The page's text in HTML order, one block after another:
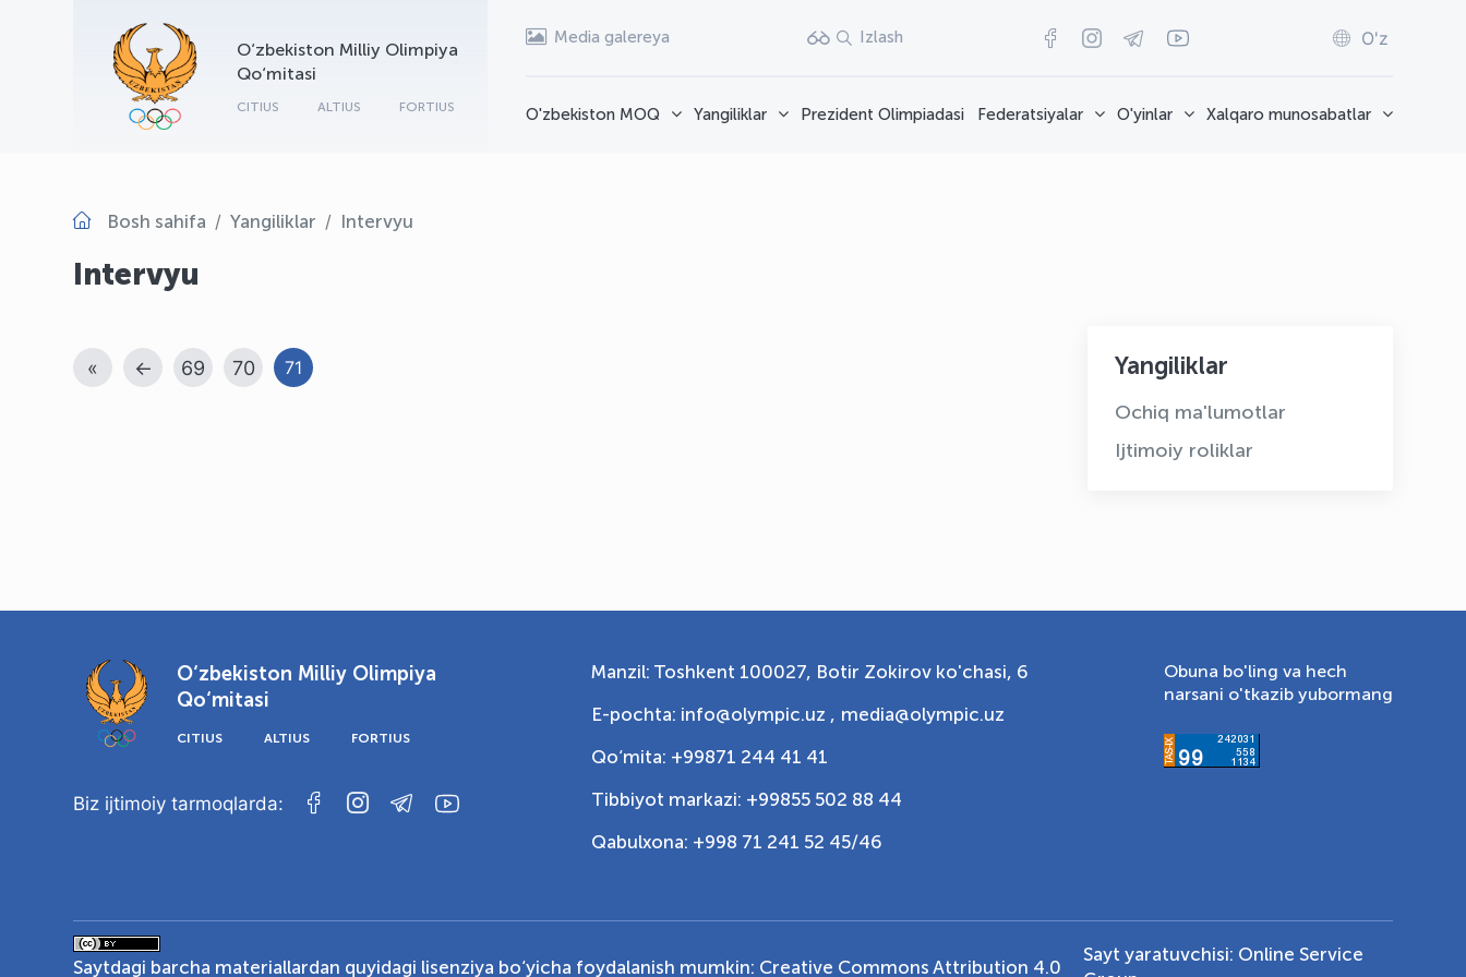
O‘zbekiston Milliy Olimpiya
Qo‘mitasi
CITIUS ALTIUS FORTIUS
Media galereya Izlash O'z
O'zbekiston MOQ Yangiliklar Prezident Olimpiadasi Federatsiyalar O'yinlar Xalqaro munosabatlar
Bosh sahifa Yangiliklar Intervyu
Intervyu
« ← 69 70 71 Yangiliklar
Ochiq ma'lumotlar
Ijtimoiy roliklar
O‘zbekiston Milliy Olimpiya
Qo‘mitasi
CITIUS ALTIUS FORTIUS
Biz ijtimoiy tarmoqlarda:
Manzil: Toshkent 100027, Botir Zokirov ko'chasi, 6
E-pochta: info@olympic.uz , media@olympic.uz
Qo‘mita: +99871 244 41 41
Tibbiyot markazi: +99855 502 88 44
Qabulxona: +998 71 241 52 45/46
Obuna bo'ling va hech
narsani o'tkazib yubormang
Saytdagi barcha materiallardan quyidagi lisenziya bo‘yicha foydalanish mumkin: Creative Commons Attribution 4.0
Sayt yaratuvchisi: Online Service
Onlayn · olympic.uz